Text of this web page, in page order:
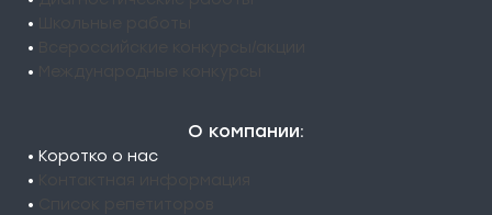
•
•
•
О компании:
• Коротко о нас
•
•